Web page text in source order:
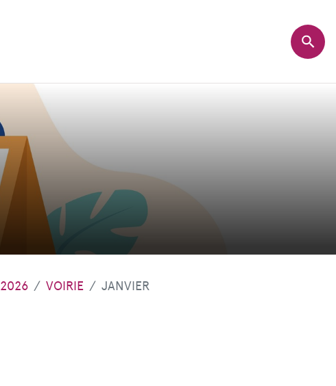
2026 VOIRIE JANVIER